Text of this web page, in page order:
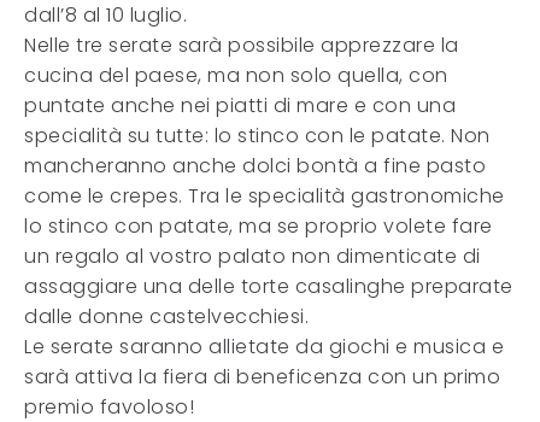
dall’8 al 10 luglio.
Nelle tre serate sarà possibile apprezzare la
cucina del paese, ma non solo quella, con
puntate anche nei piatti di mare e con una
specialità su tutte: lo stinco con le patate. Non
mancheranno anche dolci bontà a fine pasto
come le crepes. Tra le specialità gastronomiche
lo stinco con patate, ma se proprio volete fare
un regalo al vostro palato non dimenticate di
assaggiare una delle torte casalinghe preparate
dalle donne castelvecchiesi.
Le serate saranno allietate da giochi e musica e
sarà attiva la fiera di beneficenza con un primo
premio favoloso!